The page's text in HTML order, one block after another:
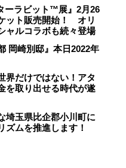
ーラビット™展』2月26
ット販売開始！ オリ
ャルコラボも続々登場
岡崎別邸』本日2022年
界だけではない！アタ
を取り出せる時代が遂
埼玉県比企郡小川町に
ズムを推進します！